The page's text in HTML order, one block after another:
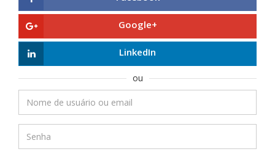
Google+
LinkedIn
ou